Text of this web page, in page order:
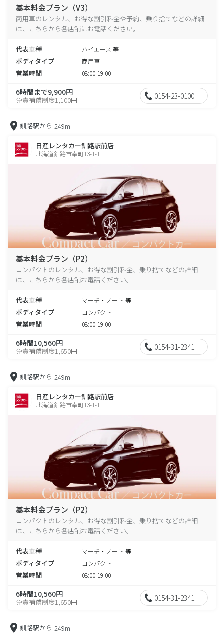
基本料金プラン（V3）
商用車のレンタル、お得な割引料金や予約、乗り捨てなどの詳細
は、こちらから各店舗にお電話ください。
代表車種 ハイエース 等
ボディタイプ 商用車
営業時間 08:00-19:00
6時間まで9,900円
免責補償制度1,100円 0154-23-0100
釧路駅から 249m
日産レンタカー釧路駅前店
北海道釧路市幸町13-1-1
基本料金プラン（P2）
コンパクトのレンタル、お得な割引料金、乗り捨てなどの詳細
は、こちらから各店舗お電話ください。
代表車種 マーチ・ノート 等
ボディタイプ コンパクト
営業時間 08:00-19:00
6時間10,560円
免責補償制度1,650円 0154-31-2341
釧路駅から 249m
日産レンタカー釧路駅前店
北海道釧路市幸町13-1-1
基本料金プラン（P2）
コンパクトのレンタル、お得な割引料金、乗り捨てなどの詳細
は、こちらから各店舗お電話ください。
代表車種 マーチ・ノート 等
ボディタイプ コンパクト
営業時間 08:00-19:00
6時間10,560円
免責補償制度1,650円 0154-31-2341
釧路駅から 249m